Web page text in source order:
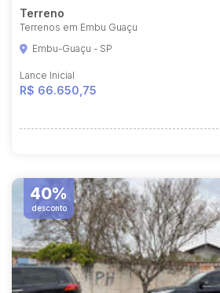
Terreno
Terrenos em Embu Guaçu
Embu-Guaçu - SP
Lance Inicial
R$ 66.650,75
40%
desconto